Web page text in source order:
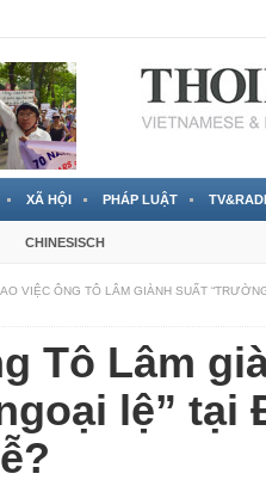
XÃ HỘI PHÁP LUẬT
CHINESISCH
VIỆC ÔNG TÔ LÂM GIÀNH SUẤT
Tô Lâm
lệ” tại